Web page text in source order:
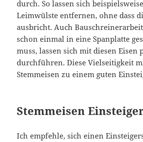
durch. So lassen sich
Leimwülste entfernen, ohne dass
ausbricht. Auch
schon einmal in eine Spanplatte
muss, lassen sich mit diesen Eisen
durchführen. Diese Vielseitigkeit
Stemmeisen zu einem guten
Stemmeisen
Ich empfehle, sich einen